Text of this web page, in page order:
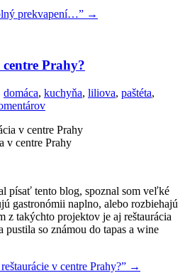
prekvapení…” →
centre Prahy?
domáca, kuchyňa, liliova, paštéta,
v centre Prahy
písať tento blog, spoznal som veľké
gastronómii naplno, alebo rozbiehajú
z takýchto projektov je aj reštaurácia
pustila so známou do tapas a wine
v centre Prahy?” →